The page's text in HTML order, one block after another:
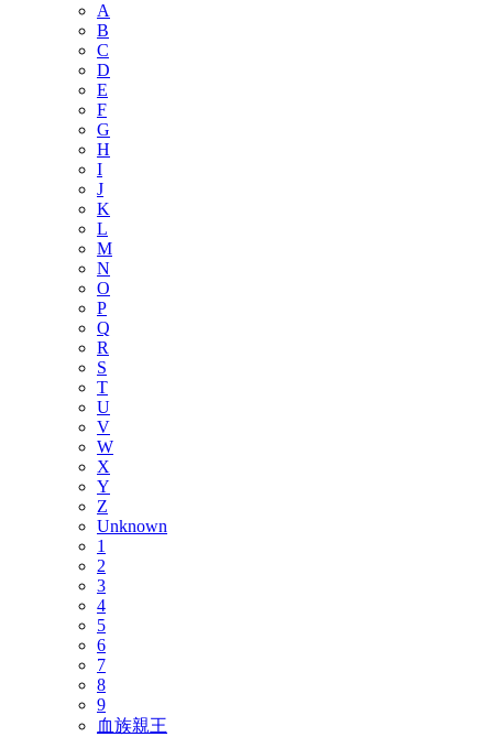
A
B
C
D
E
F
G
H
I
J
K
L
M
N
O
P
Q
R
S
T
U
V
W
X
Y
Z
Unknown
1
2
3
4
5
6
7
8
9
血族親王